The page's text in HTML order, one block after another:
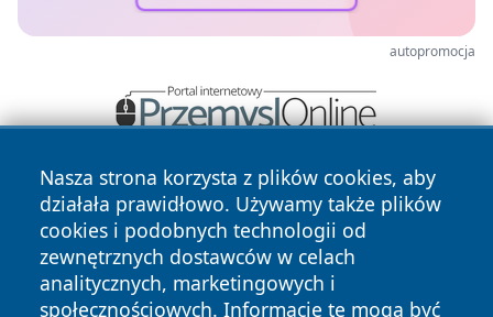
autopromocja
Nasza strona korzysta z plików cookies, aby
działała prawidłowo. Używamy także plików
cookies i podobnych technologii od
zewnętrznych dostawców w celach
analitycznych, marketingowych i
społecznościowych. Informacje te mogą być
Copyright © 2026 24piaseczno.pl Wszystkie prawa